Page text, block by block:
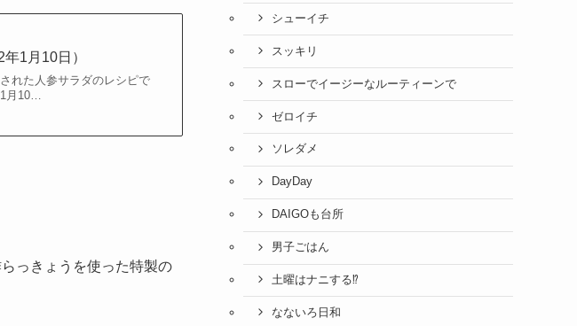
1月10日）
れた人参サラダのレシピで
1月10…
っきょうを使った特製の
シューイチ
スッキリ
スローでイージーなルーティーンで
ゼロイチ
ソレダメ
DayDay
DAIGOも台所
男子ごはん
土曜はナニする⁉
なないろ日和